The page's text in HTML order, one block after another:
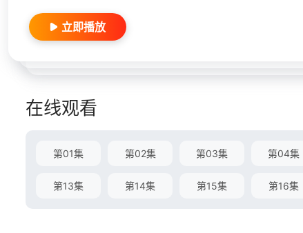
立即播放
在线观看
第01集 第02集 第03集 第04集
第13集 第14集 第15集 第16集